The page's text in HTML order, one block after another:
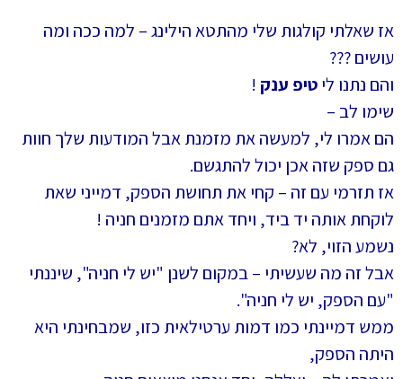
אז שאלתי קולגות שלי מהתטא הילינג – למה ככה ומה
עושים ???
והם נתנו ליטיפ ענק !
שימו לב –
הם אמרו לי, למעשה את מזמנת אבל המודעות שלך חוות
גם ספק שזה אכן יכול להתגשם.
אז תזרמי עם זה – קחי את תחושת הספק, דמייני שאת
לוקחת אותה יד ביד, ויחד אתם מזמנים חניה !
נשמע הזוי, לא?
אבל זה מה שעשיתי – במקום לשנן "יש לי חניה", שיננתי
"עם הספק, יש לי חניה".
ממש דמיינתי כמו דמות ערטילאית כזו, שמבחינתי היא
היתה הספק,